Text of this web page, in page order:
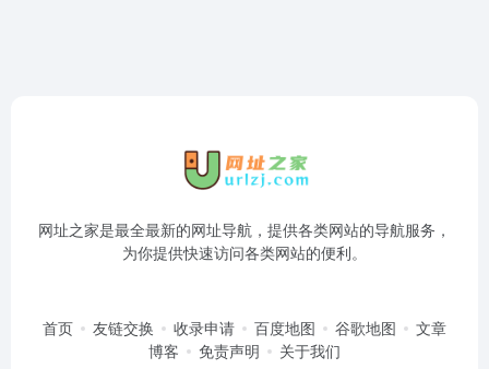
网址之家是最全最新的网址导航，提供各类网站的导航服务，
为你提供快速访问各类网站的便利。
首页 友链交换 收录申请 百度地图 谷歌地图
文章
博客
免责声明 关于我们